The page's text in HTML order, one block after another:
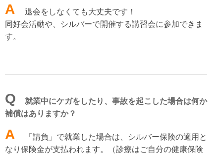
A
退会をしなくても大丈夫です！
同好会活動や、シルバーで開催する講習会に参加できま
す。
Q
就業中にケガをしたり、事故を起こした場合は何か
補償はありますか？
A
「請負」で就業した場合は、シルバー保険の適用と
なり保険金が支払われます。（診療はご自分の健康保険